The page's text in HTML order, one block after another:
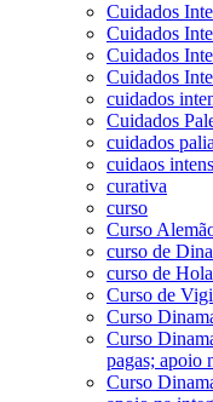
Cuidados
Cuidados
Cuidados
Cuidados
cuidados
Cuidados
cuidados
cuidaos
curativa
curso
Curso
curso de
curso de
Curso de
Curso
Curso
pagas; apoio
Curso